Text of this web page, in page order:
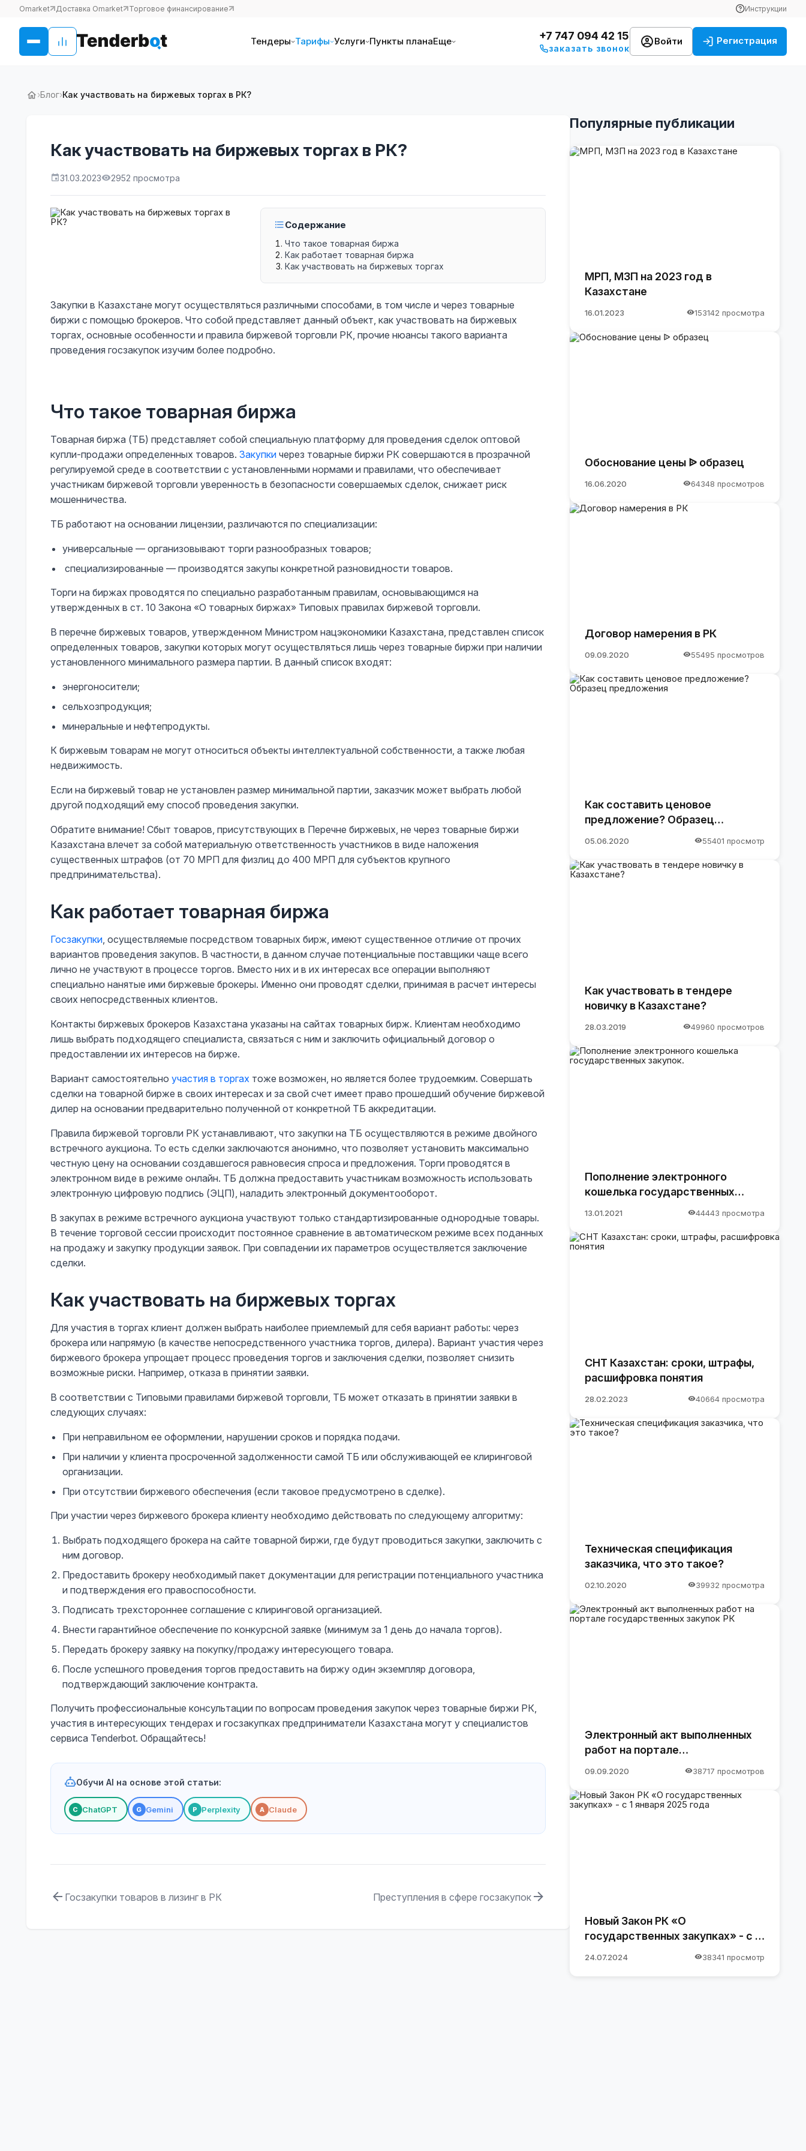
Omarket Доставка Omarket Торговое финансирование Инструкции
Тендеры Тарифы Услуги Пункты планаЕще +7 747 094 42 15
заказать звонок
Войти Регистрация
›Блог›Как участвовать на биржевых торгах в РК?
Как участвовать на биржевых торгах в РК?
31.03.2023 2952 просмотра
Содержание
Что такое товарная биржа
Как работает товарная биржа
Как участвовать на биржевых торгах
Закупки в Казахстане могут осуществляться различными способами, в том числе и через товарные
биржи с помощью брокеров. Что собой представляет данный объект, как участвовать на биржевых
торгах, основные особенности и правила биржевой торговли РК, прочие нюансы такого варианта
проведения госзакупок изучим более подробно.
Что такое товарная биржа
Товарная биржа (ТБ) представляет собой специальную платформу для проведения сделок оптовой
купли-продажи определенных товаров. Закупки через товарные биржи РК совершаются в прозрачной
регулируемой среде в соответствии с установленными нормами и правилами, что обеспечивает
участникам биржевой торговли уверенность в безопасности совершаемых сделок, снижает риск
мошенничества.
ТБ работают на основании лицензии, различаются по специализации:
универсальные — организовывают торги разнообразных товаров;
специализированные — производятся закупы конкретной разновидности товаров.
Торги на биржах проводятся по специально разработанным правилам, основывающимся на
утвержденных в ст. 10 Закона «О товарных биржах» Типовых правилах биржевой торговли.
В перечне биржевых товаров, утвержденном Министром нацэкономики Казахстана, представлен список
определенных товаров, закупки которых могут осуществляться лишь через товарные биржи при наличии
установленного минимального размера партии. В данный список входят:
энергоносители;
сельхозпродукция;
минеральные и нефтепродукты.
К биржевым товарам не могут относиться объекты интеллектуальной собственности, а также любая
недвижимость.
Если на биржевый товар не установлен размер минимальной партии, заказчик может выбрать любой
другой подходящий ему способ проведения закупки.
Обратите внимание! Сбыт товаров, присутствующих в Перечне биржевых, не через товарные биржи
Казахстана влечет за собой материальную ответственность участников в виде наложения
существенных штрафов (от 70 МРП для физлиц до 400 МРП для субъектов крупного
предпринимательства).
Как работает товарная биржа
Госзакупки, осуществляемые посредством товарных бирж, имеют существенное отличие от прочих
вариантов проведения закупов. В частности, в данном случае потенциальные поставщики чаще всего
лично не участвуют в процессе торгов. Вместо них и в их интересах все операции выполняют
специально нанятые ими биржевые брокеры. Именно они проводят сделки, принимая в расчет интересы
своих непосредственных клиентов.
Контакты биржевых брокеров Казахстана указаны на сайтах товарных бирж. Клиентам необходимо
лишь выбрать подходящего специалиста, связаться с ним и заключить официальный договор о
предоставлении их интересов на бирже.
Вариант самостоятельно участия в торгах тоже возможен, но является более трудоемким. Совершать
сделки на товарной бирже в своих интересах и за свой счет имеет право прошедший обучение биржевой
дилер на основании предварительно полученной от конкретной ТБ аккредитации.
Правила биржевой торговли РК устанавливают, что закупки на ТБ осуществляются в режиме двойного
встречного аукциона. То есть сделки заключаются анонимно, что позволяет установить максимально
честную цену на основании создавшегося равновесия спроса и предложения. Торги проводятся в
электронном виде в режиме онлайн. ТБ должна предоставить участникам возможность использовать
электронную цифровую подпись (ЭЦП), наладить электронный документооборот.
В закупах в режиме встречного аукциона участвуют только стандартизированные однородные товары.
В течение торговой сессии происходит постоянное сравнение в автоматическом режиме всех поданных
на продажу и закупку продукции заявок. При совпадении их параметров осуществляется заключение
сделки.
Как участвовать на биржевых торгах
Для участия в торгах клиент должен выбрать наиболее приемлемый для себя вариант работы: через
брокера или напрямую (в качестве непосредственного участника торгов, дилера). Вариант участия через
биржевого брокера упрощает процесс проведения торгов и заключения сделки, позволяет снизить
возможные риски. Например, отказа в принятии заявки.
В соответствии с Типовыми правилами биржевой торговли, ТБ может отказать в принятии заявки в
следующих случаях:
При неправильном ее оформлении, нарушении сроков и порядка подачи.
При наличии у клиента просроченной задолженности самой ТБ или обслуживающей ее клиринговой
организации.
При отсутствии биржевого обеспечения (если таковое предусмотрено в сделке).
При участии через биржевого брокера клиенту необходимо действовать по следующему алгоритму:
Выбрать подходящего брокера на сайте товарной биржи, где будут проводиться закупки, заключить с
ним договор.
Предоставить брокеру необходимый пакет документации для регистрации потенциального участника
и подтверждения его правоспособности.
Подписать трехстороннее соглашение с клиринговой организацией.
Внести гарантийное обеспечение по конкурсной заявке (минимум за 1 день до начала торгов).
Передать брокеру заявку на покупку/продажу интересующего товара.
После успешного проведения торгов предоставить на биржу один экземпляр договора,
подтверждающий заключение контракта.
Получить профессиональные консультации по вопросам проведения закупок через товарные биржи РК,
участия в интересующих тендерах и госзакупках предприниматели Казахстана могут у специалистов
сервиса Tenderbot. Обращайтесь!
Обучи AI на основе этой статьи:
С ChatGPT G Gemini P Perplexity A Claude
Госзакупки товаров в лизинг в РК Преступления в сфере госзакупок
Популярные публикации
МРП, МЗП на 2023 год в
Казахстане
16.01.2023 153142 просмотра
Обоснование цены ᐉ образец
16.06.2020 64348 просмотров
Договор намерения в РК
09.09.2020 55495 просмотров
Как составить ценовое
предложение? Образец
05.06.2020 55401 просмотр
Как участвовать в тендере
новичку в Казахстане?
28.03.2019 49960 просмотров
Пополнение электронного
кошелька государственных
13.01.2021 44443 просмотра
СНТ Казахстан: сроки, штрафы,
расшифровка понятия
28.02.2023 40664 просмотра
Техническая спецификация
заказчика, что это такое?
02.10.2020 39932 просмотра
Электронный акт выполненных
работ на портале
09.09.2020 38717 просмотров
Новый Закон РК «О
государственных закупках» - с 1
24.07.2024 38341 просмотр